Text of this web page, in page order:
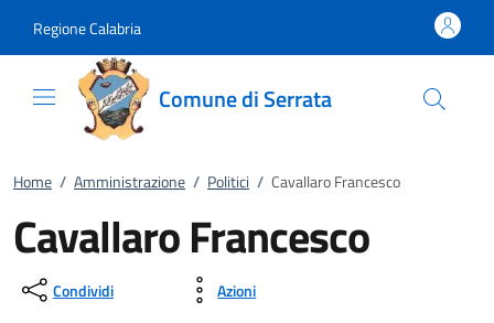
Regione Calabria
Comune di Serrata
Home / Amministrazione / Politici / Cavallaro Francesco
Cavallaro Francesco
Condividi Azioni